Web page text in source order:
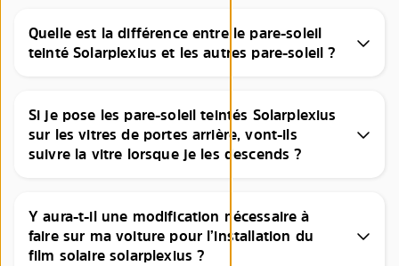
Quelle est la différence entre le pare-soleil
teinté Solarplexius et les autres pare-soleil ?
Si je pose les pare-soleil teintés Solarplexius
sur les vitres de portes arrière, vont-ils
suivre la vitre lorsque je les descends ?
Y aura-t-il une modification nécessaire à
faire sur ma voiture pour l’installation du
film solaire solarplexius ?